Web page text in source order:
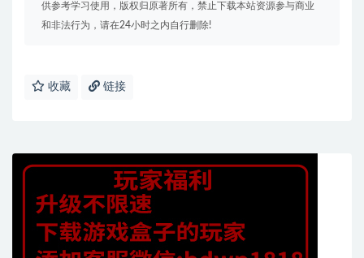
供参考学习使用，版权归原著所有，禁止下载本站资源参与商业
和非法行为，请在24小时之内自行删除!
收藏 链接